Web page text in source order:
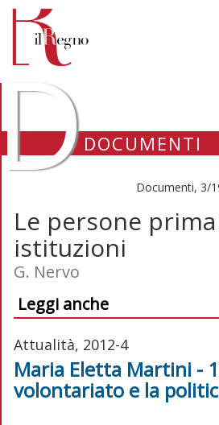
DOCUMENTI
Documenti, 3/
Le persone
istituzioni
G. Nervo
Leggi anche
Attualità, 2012-4
Maria Eletta Martini -
volontariato e la